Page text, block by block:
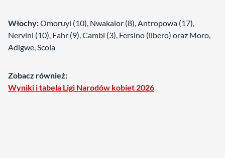
Włochy:Omoruyi (10), Nwakalor (8), Antropowa (17),
Nervini (10), Fahr (9), Cambi (3), Fersino (libero) oraz Moro,
Adigwe, Scola
Zobacz również:
Wyniki i tabela Ligi Narodów kobiet 2026